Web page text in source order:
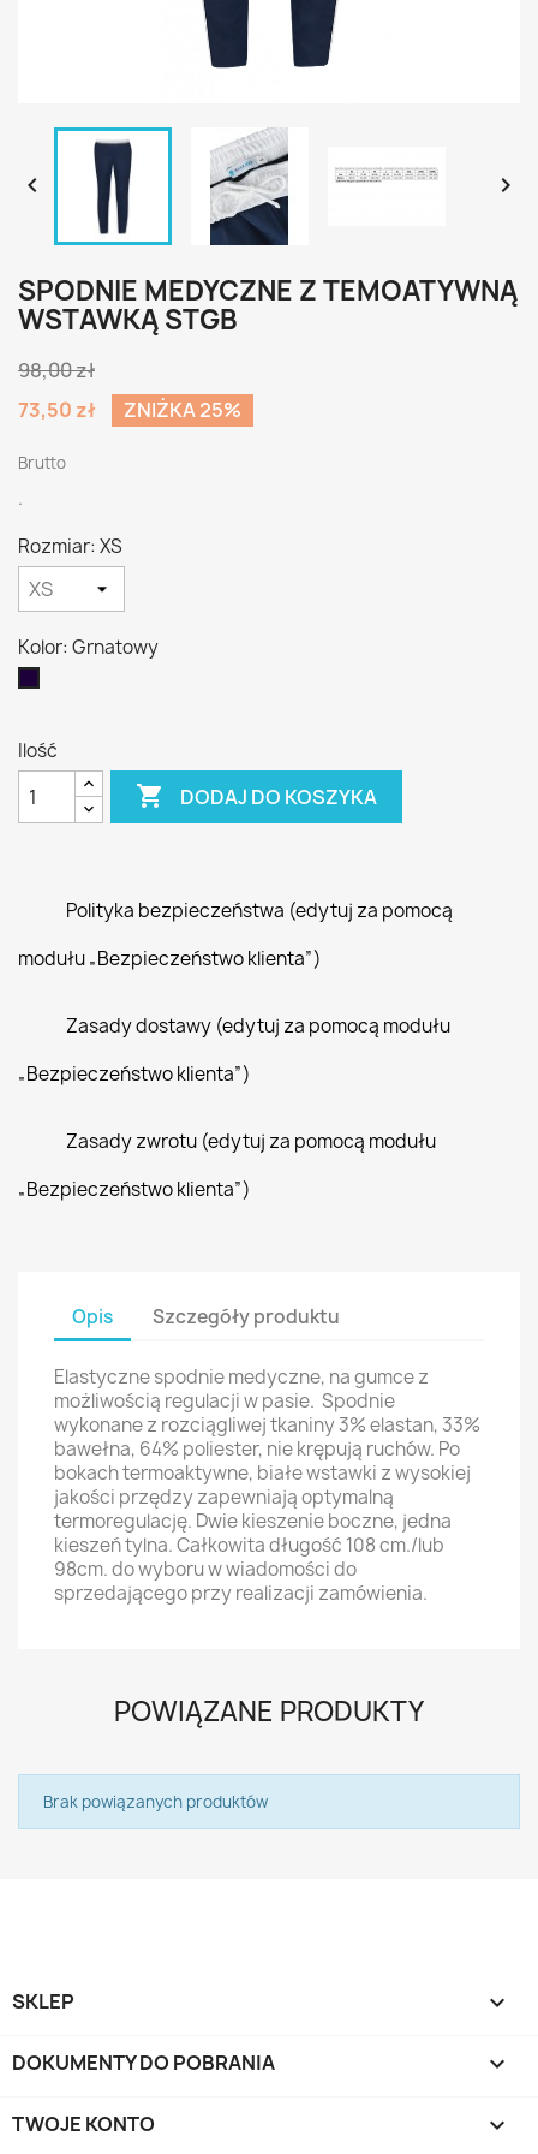
 
SPODNIE MEDYCZNE Z TEMOATYWNĄ
WSTAWKĄ STGB
98,00 zł
73,50 zł
ZNIŻKA 25%
Brutto
.
Rozmiar: XS
Kolor: Grnatowy
Ilość
 DODAJ DO KOSZYKA
Polityka bezpieczeństwa (edytuj za pomocą
modułu „Bezpieczeństwo klienta”)
Zasady dostawy (edytuj za pomocą modułu
„Bezpieczeństwo klienta”)
Zasady zwrotu (edytuj za pomocą modułu
„Bezpieczeństwo klienta”)
Opis Szczegóły produktu
Elastyczne spodnie medyczne, na gumce z
możliwością regulacji w pasie. Spodnie
wykonane z rozciągliwej tkaniny 3% elastan, 33%
bawełna, 64% poliester, nie krępują ruchów. Po
bokach termoaktywne, białe wstawki z wysokiej
jakości przędzy zapewniają optymalną
termoregulację. Dwie kieszenie boczne, jedna
kieszeń tylna. Całkowita długość 108 cm./lub
98cm. do wyboru w wiadomości do
sprzedającego przy realizacji zamówienia.
POWIĄZANE PRODUKTY
Brak powiązanych produktów
SKLEP 
DOKUMENTY DO POBRANIA 
TWOJE KONTO 